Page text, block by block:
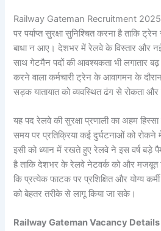
Railway Gateman Recruitment 2025
पर पर्याप्त सुरक्षा सुनिश्चित करना है ताकि
बाधा न आए। देशभर में रेलवे के विस्तार और
साथ गेटमैन पदों की आवश्यकता भी लगातार
करने वाला कर्मचारी ट्रेन के आवागमन के
सड़क यातायात को व्यवस्थित ढंग से रोकता और
यह पद रेलवे की सुरक्षा प्रणाली का अहम
समय पर प्रतिक्रिया कई दुर्घटनाओं को रोकने में
इसी को ध्यान में रखते हुए रेलवे ने इस वर्ष बड़े
है ताकि देशभर के रेलवे नेटवर्क को और मजबूत
कि प्रत्येक फाटक पर प्रशिक्षित और योग्य
को बेहतर तरीके से लागू किया जा सके।
Railway Gateman Vacancy Details